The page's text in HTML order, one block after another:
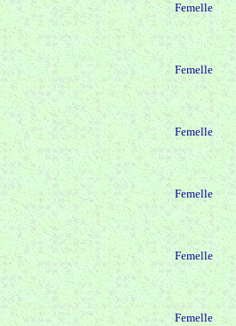
Femelle
Femelle
Femelle
Femelle
Femelle
Femelle